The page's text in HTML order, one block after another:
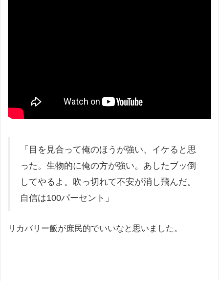
「目を見合って俺のほうが強い、イケると思
った。生物的に俺の方が強い。あしたブッ倒
してやるよ。吹っ切れて不安が消し飛んだ。
自信は100パーセント」
リカバリー飯が庶民的でいいなと思いました。